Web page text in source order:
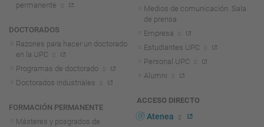
permanente
DOCTORADOS
Razones para hacer un doctorado
en la UPC
Programas de doctorado
Doctorados industriales
FORMACIÓN PERMANENTE
Másteres y posgrados de
Medios de comunicación. Sala
de prensa
Empresa
Estudiantes UPC
Personal UPC
Alumni
ACCESO DIRECTO
Atenea